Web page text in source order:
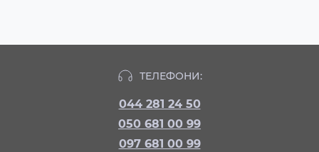
ТЕЛЕФОНИ:
044 281 24 50
050 681 00 99
097 681 00 99